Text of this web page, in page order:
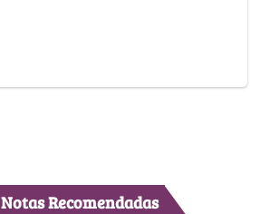
Notas Recomendadas